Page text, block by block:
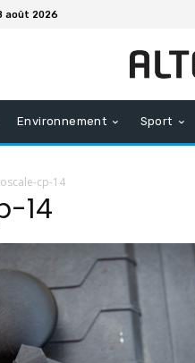
août 2026
Environnement Sport
cp-14
14